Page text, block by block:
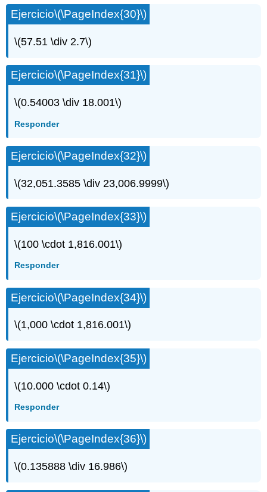
Ejercicio\(\PageIndex{30}\)
\(57.51 \div 2.7\)
Ejercicio\(\PageIndex{31}\)
\(0.54003 \div 18.001\)
Responder
Ejercicio\(\PageIndex{32}\)
\(32,051.3585 \div 23,006.9999\)
Ejercicio\(\PageIndex{33}\)
\(100 \cdot 1,816.001\)
Responder
Ejercicio\(\PageIndex{34}\)
\(1,000 \cdot 1,816.001\)
Ejercicio\(\PageIndex{35}\)
\(10.000 \cdot 0.14\)
Responder
Ejercicio\(\PageIndex{36}\)
\(0.135888 \div 16.986\)